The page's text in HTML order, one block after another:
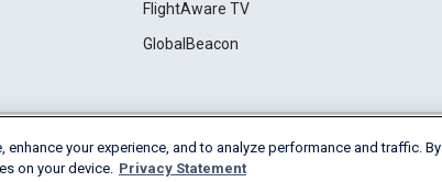
FlightAware TV
GlobalBeacon
Terms of Use Privacy Cookie Settings
your experience, and to analyze performance and traffic. By
on your device. Privacy Statement